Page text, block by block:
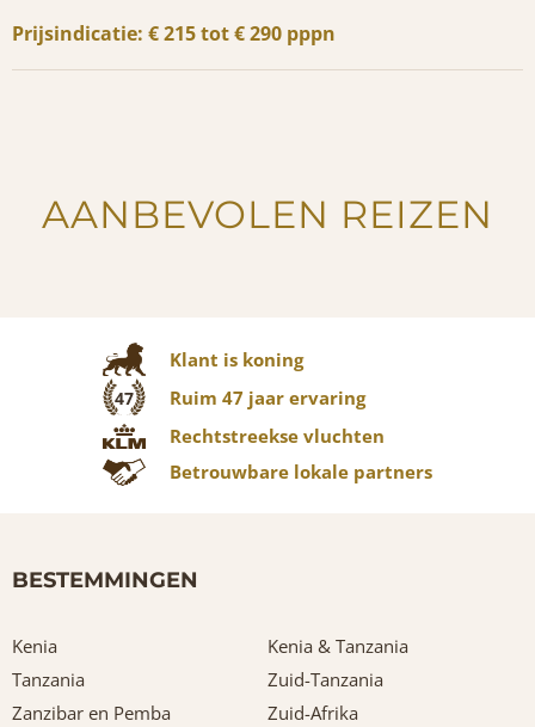
Prijsindicatie: € 215 tot € 290 pppn
AANBEVOLEN REIZEN
Klant is koning
47
Ruim 47 jaar ervaring
Rechtstreekse vluchten
Betrouwbare lokale partners
BESTEMMINGEN
Kenia
Kenia & Tanzania
Tanzania
Zuid-Tanzania
Zanzibar en Pemba
Zuid-Afrika